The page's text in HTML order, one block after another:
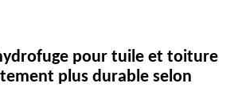
pour tuile et toiture
plus durable selon